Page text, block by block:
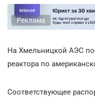
Реклама
На Хмельницкой АЭС
реактора по
Соответствующее